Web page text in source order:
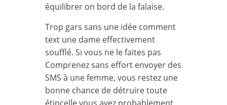
équilibrer on bord de la falaise.
Trop gars sans une idée comment
text une dame effectivement
soufflé. Si vous ne le faites pas
Comprenez sans effort envoyer des
SMS à une femme, vous restez une
bonne chance de détruire toute